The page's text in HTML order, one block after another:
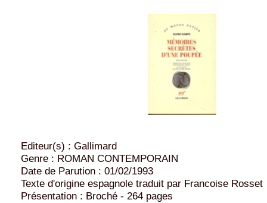
Editeur(s) : Gallimard
Genre : ROMAN CONTEMPORAIN
Date de Parution : 01/02/1993
Texte d'origine espagnole traduit par Francoise Rosset
Présentation : Broché - 264 pages